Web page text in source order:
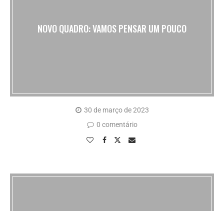
NOVO QUADRO: VAMOS PENSAR UM POUCO
30 de março de 2023
0 comentário